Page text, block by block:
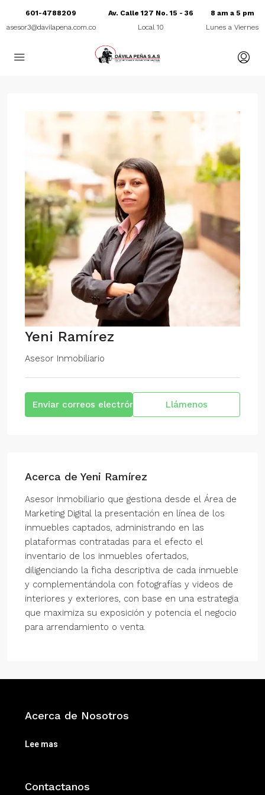
601-4788209
asesor3@davilapena.com.co
Av. Calle 127 No. 15 - 36
Local 10
8 am a 5 pm
Lunes a Viernes
Yeni Ramírez
Asesor Inmobiliario
Enviar correos electrónicos Llámenos
Acerca de Yeni Ramírez
Asesor Inmobiliario que gestiona desde el Área de
Marketing Digital la presentación en línea de los
inmuebles captados, administrando en las
plataformas contratadas para el efecto el
inventario de los inmuebles ofertados,
diligenciando la ficha descriptiva de cada inmueble
y complementándola con fotografías y videos de
interiores y exteriores, con base en una estrategia
que maximiza su exposición y potencia el negocio
para arrendamiento o venta.
Acerca de Nosotros
Lee mas
Contactanos